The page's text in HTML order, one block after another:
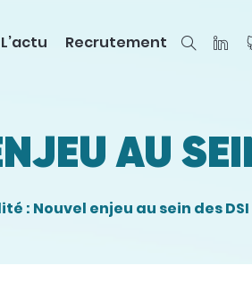
L’actu Recrutement
AU
: Nouvel enjeu au sein des DSI